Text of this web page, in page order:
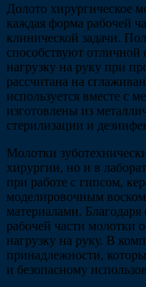
Долото хирургическое
каждая форма рабочей
клинической задачи.
способствуют
нагрузку на руку при
рассчитана на
используется вместе с
изготовлены из
стерилизации и
Молотки
хирургии, но и в
при работе с гипсом,
моделировочным
материалами.
рабочей части молотки
нагрузку на руку. В
принадлежности,
и безопасному